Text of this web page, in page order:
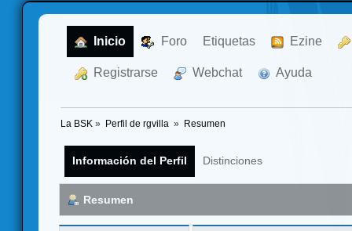
Inicio Foro Etiquetas Ezine
Registrarse Webchat Ayuda
La BSK » Perfil de rgvilla » Resumen
Información del Perfil Distinciones
Resumen